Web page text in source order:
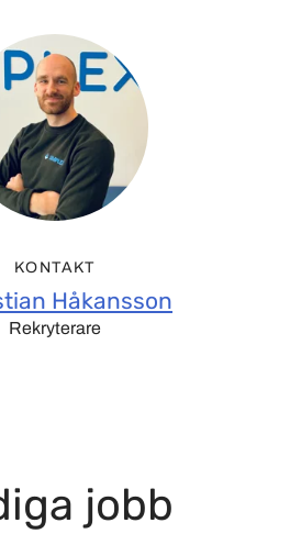
KONTAKT
Håkansson
Rekryterare
jobb